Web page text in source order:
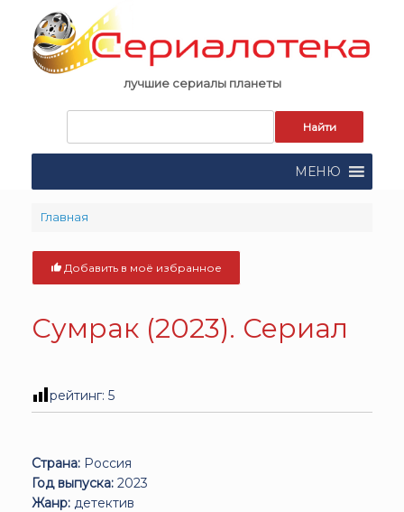
content
лучшие сериалы планеты
поиска:
МЕНЮ
Главная
Добавить в моё избранное
Сумрак (2023). Сериал
рейтинг: 5
Страна: Россия
Год выпуска: 2023
Жанр: детектив